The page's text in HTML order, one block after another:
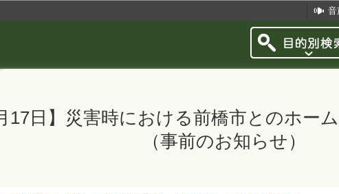
音
17日】災害時における前橋市とのホー
（事前のお知らせ）